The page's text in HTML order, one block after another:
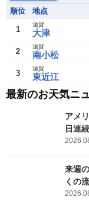
順位 地点
1 大津
滋賀
2 南小松
滋賀
3 東近江
滋賀
最新のお天気ニ
アメ
日連
来週
くの